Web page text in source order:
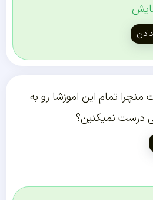
تمام این اموزشا رو به
درست نمیکنین؟